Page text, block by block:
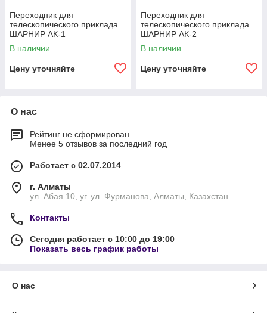
Переходник для
телескопического приклада
ШАРНИР АК-1
В наличии
Цену уточняйте
Переходник для
телескопического приклада
ШАРНИР АК-2
В наличии
Цену уточняйте
О нас
Рейтинг не сформирован
Менее 5 отзывов за последний год
Работает с 02.07.2014
г. Алматы
ул. Абая 10, уг. ул. Фурманова, Алматы, Казахстан
Контакты
Сегодня работает с 10:00 до 19:00
Показать весь график работы
О нас